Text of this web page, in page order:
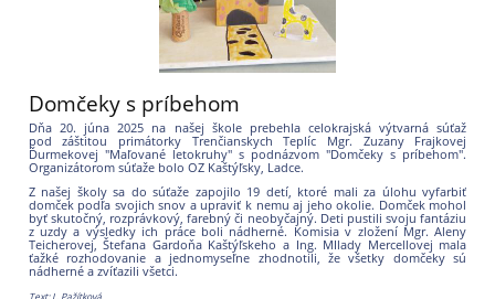
Domčeky s príbehom
Dňa 20. júna 2025 na našej škole prebehla celokrajská výtvarná súťaž
pod záštitou primátorky Trenčianskych Teplíc Mgr. Zuzany Frajkovej
Ďurmekovej "Maľované letokruhy" s podnázvom "Domčeky s príbehom".
Organizátorom súťaže bolo OZ Kaštýľsky, Ladce.
Z našej školy sa do súťaže zapojilo 19 detí, ktoré mali za úlohu vyfarbiť
domček podľa svojich snov a upraviť k nemu aj jeho okolie. Domček mohol
byť skutočný, rozprávkový, farebný či neobyčajný. Deti pustili svoju fantáziu
z uzdy a výsledky ich práce boli nádherné. Komisia v zložení Mgr. Aleny
Teicherovej, Štefana Gardoňa Kaštýľskeho a Ing. MIlady Mercellovej mala
ťažké rozhodovanie a jednomyseľne zhodnotili, že všetky domčeky sú
nádherné a zvíťazili všetci.
Text: L. Pažítková